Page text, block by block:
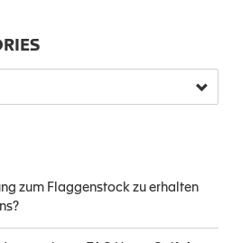
zum Flaggenstock zu erhalten